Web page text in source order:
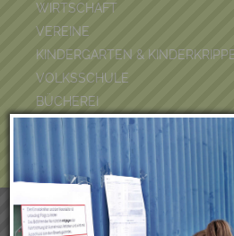
WIRTSCHAFT
VEREINE
KINDERGARTEN &
VOLKSSCHULE
BÜCHEREI
FEUERWEHR
DUATHLON 2026
POOLKALENDER
Wir verwenden Cookies, um
benutzerfreundlich zu